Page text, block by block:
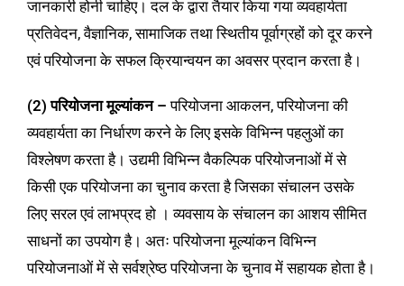
जानकारी होनी चाहिए। दल के द्वारा तैयार किया गया व्यवहार्यता
प्रतिवेदन, वैज्ञानिक, सामाजिक तथा स्थितीय पूर्वाग्रहों को दूर करने
एवं परियोजना के सफल क्रियान्वयन का अवसर प्रदान करता है।
(2) परियोजना मूल्यांकन – परियोजना आकलन, परियोजना की
व्यवहार्यता का निर्धारण करने के लिए इसके विभिन्न पहलुओं का
विश्लेषण करता है। उद्यमी विभिन्न वैकल्पिक परियोजनाओं में से
किसी एक परियोजना का चुनाव करता है जिसका संचालन उसके
लिए सरल एवं लाभप्रद हो । व्यवसाय के संचालन का आशय सीमित
साधनों का उपयोग है। अतः परियोजना मूल्यांकन विभिन्न
परियोजनाओं में से सर्वश्रेष्ठ परियोजना के चुनाव में सहायक होता है।